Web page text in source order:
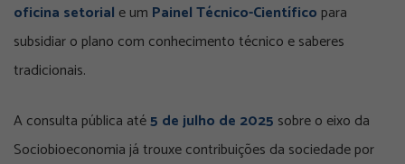
oficina setorial e um Painel Técnico-Científico para
subsidiar o plano com conhecimento técnico e saberes
tradicionais.
A consulta pública até5 de julho de 2025 sobre o eixo da
Sociobioeconomia já trouxe contribuições da sociedade por